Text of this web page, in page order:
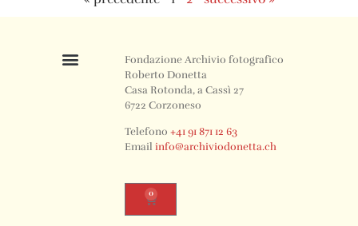
Fondazione Archivio fotografico
Roberto Donetta
Casa Rotonda, a Cassì 27
6722 Corzoneso
Telefono+41 91 871 12 63
Emailinfo@archiviodonetta.ch
0